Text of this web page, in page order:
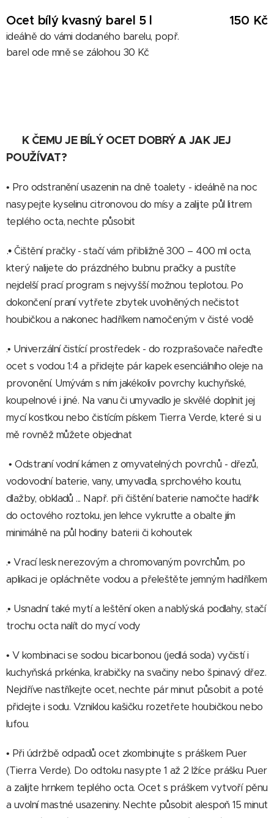
Ocet bílý kvasný barel 5 l
ideálně do vámi dodaného barelu, popř.
barel ode mně se zálohou 30 Kč
150 Kč
K ČEMU JE BÍLÝ OCET DOBRÝ A JAK JEJ
POUŽÍVAT?
• Pro odstranění usazenin na dně toalety - ideálně na noc
nasypejte kyselinu citronovou do mísy a zalijte půl litrem
teplého octa, nechte působit
.•Čištění pračky-stačí vám přibližně 300 – 400 ml octa,
který nalijete do prázdného bubnu pračky a pustíte
nejdelší prací program s nejvyšší možnou teplotou. Po
dokončení praní vytřete zbytek uvolněných nečistot
houbičkou a nakonec hadříkem namočeným v čisté vodě
.• Univerzální čistící prostředek - do rozprašovače nařeďte
ocet s vodou 1:4 a přidejte pár kapek esenciálního oleje na
provonění. Umývám s ním jakékoliv povrchy kuchyňské,
koupelnové i jiné. Na vanu či umyvadlo je skvělé doplnit jej
mycí kostkou nebo čistícím pískem Tierra Verde, které si u
mě rovněž můžete objednat
• Odstraní vodní kámen z omyvatelných povrchů - dřezů,
vodovodní baterie, vany, umyvadla, sprchového koutu,
dlažby, obkladů ... Např. při čištění baterie namočte hadřík
do octového roztoku, jen lehce vykruťte a obalte jím
minimálně na půl hodiny baterii či kohoutek
.• Vrací lesk nerezovým a chromovaným povrchům, po
aplikaci je opláchněte vodou a přeleštěte jemným hadříkem
.• Usnadní také mytí a leštění oken a nablýská podlahy, stačí
trochu octa nalít do mycí vody
• V kombinaci se sodou bicarbonou (jedlá soda) vyčistí i
kuchyňská prkénka, krabičky na svačiny nebo špinavý dřez.
Nejdříve nastříkejte ocet, nechte pár minut působit a poté
přidejte i sodu. Vzniklou kašičku rozetřete houbičkou nebo
lufou.
• Při údržbě odpadů ocet zkombinujte s práškem Puer
(Tierra Verde). Do odtoku nasypte 1 až 2 lžíce prášku Puer
a zalijte hrnkem teplého octa. Ocet s práškem vytvoří pěnu
a uvolní mastné usazeniny. Nechte působit alespoň 15 minut